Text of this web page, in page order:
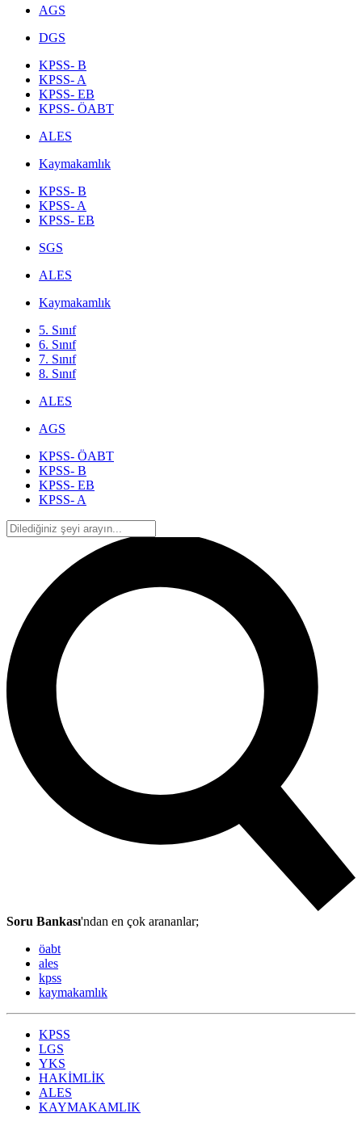
AGS
DGS
KPSS- B
KPSS- A
KPSS- EB
KPSS- ÖABT
ALES
Kaymakamlık
KPSS- B
KPSS- A
KPSS- EB
SGS
ALES
Kaymakamlık
5. Sınıf
6. Sınıf
7. Sınıf
8. Sınıf
ALES
AGS
KPSS- ÖABT
KPSS- B
KPSS- EB
KPSS- A
Soru Bankası'ndan en çok arananlar;
öabt
ales
kpss
kaymakamlık
KPSS
LGS
YKS
HAKİMLİK
ALES
KAYMAKAMLIK